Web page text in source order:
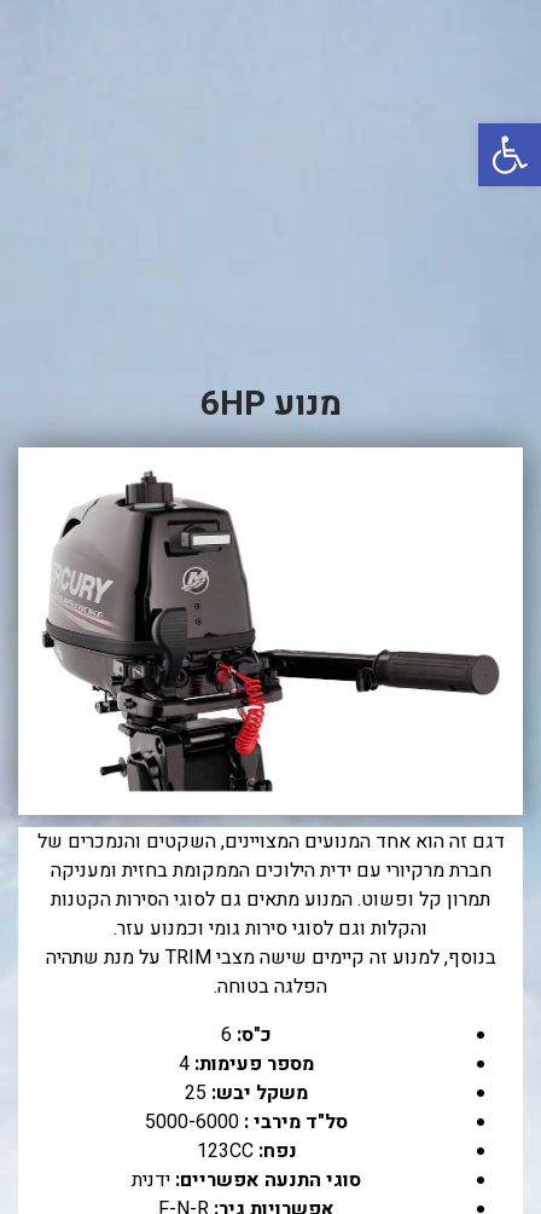
פתח סרגל נגישות
בכנרת גינוסר
בכנרת טבריה
בכנרת ילדים
בכנרת לידו
בכנרת לידו מחיר
בכנרת למשפחות
בצפון
בארץ
לקפריסין
נתניה
מדובאי / לדובאי
בבאר שבע
מנוע 6HP
דגם זה הוא אחד המנועים המצויינים, השקטים והנמכרים של
חברת מרקיורי עם ידית הילוכים הממקומת בחזית ומעניקה
תמרון קל ופשוט. המנוע מתאים גם לסוגי הסירות הקטנות
והקלות וגם לסוגי סירות גומי וכמנוע עזר.
בנוסף, למנוע זה קיימים שישה מצבי TRIM על מנת שתהיה
הפלגה בטוחה.
כ"ס: 6
מספר פעימות: 4
משקל יבש: 25
סל"ד מירבי : 5000-6000
נפח:123CC
סוגי התנעה אפשריים: ידנית